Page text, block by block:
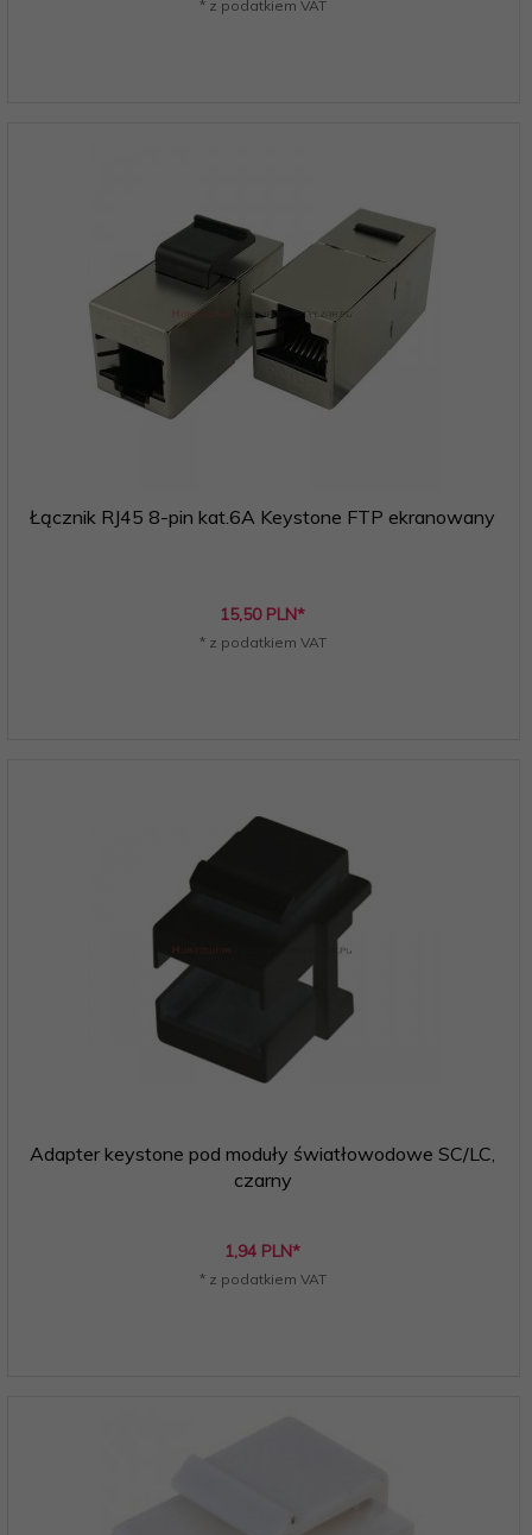
* z podatkiem VAT
Łącznik RJ45 8-pin kat.6A Keystone FTP ekranowany
15,50 PLN*
* z podatkiem VAT
Adapter keystone pod moduły światłowodowe SC/LC,
czarny
1,94 PLN*
* z podatkiem VAT